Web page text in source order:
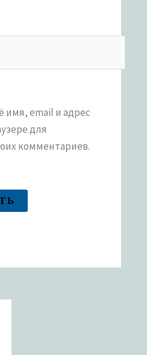
имя, email и адрес
для
комментариев.